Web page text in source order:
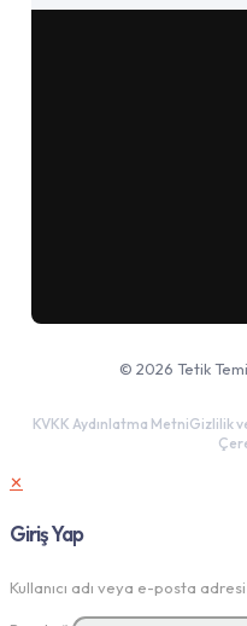
© 2026 Tetik
KVKK Aydınlatma MetniGizlilik
✕
Giriş Yap
Kullanıcı adı veya e-posta adresi